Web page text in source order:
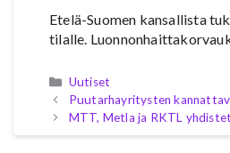
Etelä-Suomen kansallista
tilalle.
Kategoriat
Uutiset
Puutarhayritysten
MTT, Metla ja RKTL